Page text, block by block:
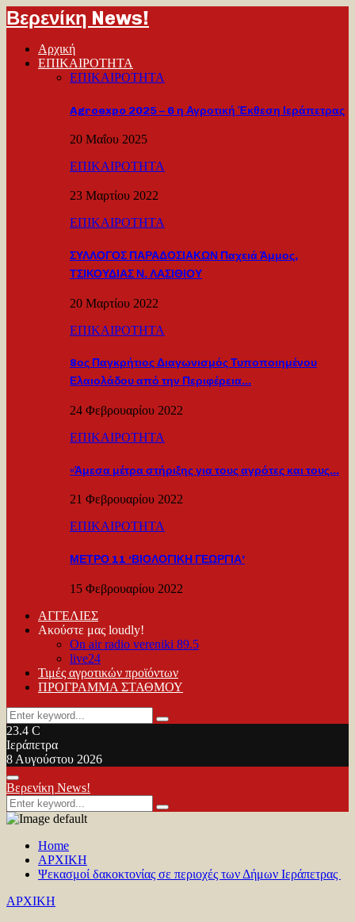
Βερενίκη News!
Αρχική
ΕΠΙΚΑΙΡΟΤΗΤΑ
ΕΠΙΚΑΙΡΟΤΗΤΑ
Agroexpo 2025 – 6 η Αγροτική Έκθεση Ιεράπετρας
20 Μαΐου 2025
ΕΠΙΚΑΙΡΟΤΗΤΑ
23 Μαρτίου 2022
ΕΠΙΚΑΙΡΟΤΗΤΑ
ΣΥΛΛΟΓΟΣ ΠΑΡΑΔΟΣΙΑΚΩΝ Παχειά Άμμος,
ΤΣΙΚΟΥΔΙΑΣ Ν. ΛΑΣΙΘΙΟΥ
20 Μαρτίου 2022
ΕΠΙΚΑΙΡΟΤΗΤΑ
8ος Παγκρήτιος Διαγωνισμός Τυποποιημένου
Ελαιολάδου από την Περιφέρεια…
24 Φεβρουαρίου 2022
ΕΠΙΚΑΙΡΟΤΗΤΑ
«Άμεσα μέτρα στήριξης για τους αγρότες και τους…
21 Φεβρουαρίου 2022
ΕΠΙΚΑΙΡΟΤΗΤΑ
ΜΕΤΡΟ 11 ‘ΒΙΟΛΟΓΙΚΗ ΓΕΩΡΓΙΑ’
15 Φεβρουαρίου 2022
ΑΓΓΕΛΙΕΣ
Ακούστε μας loudly!
On air radio vereniki 89.5
live24
Τιμές αγροτικών προϊόντων
ΠΡΟΓΡΑΜΜΑ ΣΤΑΘΜΟΥ
Search
for:
Search
23.4 C
Ιεράπετρα
8 Αυγούστου 2026
Facebook
Twitter
Youtube
Primary
Menu
Βερενίκη News!
Search
for:
Search
Home
ΑΡΧΙΚΗ
Ψεκασμοί δακοκτονίας σε περιοχές των Δήμων Ιεράπετρας
ΑΡΧΙΚΗ